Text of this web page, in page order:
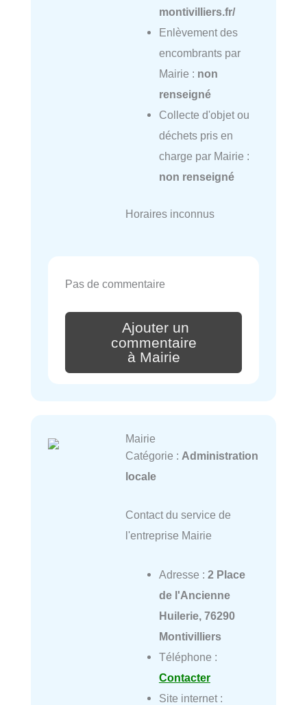
montivilliers.fr/
Enlèvement des
encombrants par
Mairie : non
renseigné
Collecte d'objet ou
déchets pris en
charge par Mairie :
non renseigné
Horaires inconnus
Pas de commentaire
Ajouter un
commentaire
à Mairie
Mairie
Catégorie : Administration
locale
Contact du service de
l'entreprise Mairie
Adresse : 2 Place
de l'Ancienne
Huilerie, 76290
Montivilliers
Téléphone :
Contacter
Site internet :